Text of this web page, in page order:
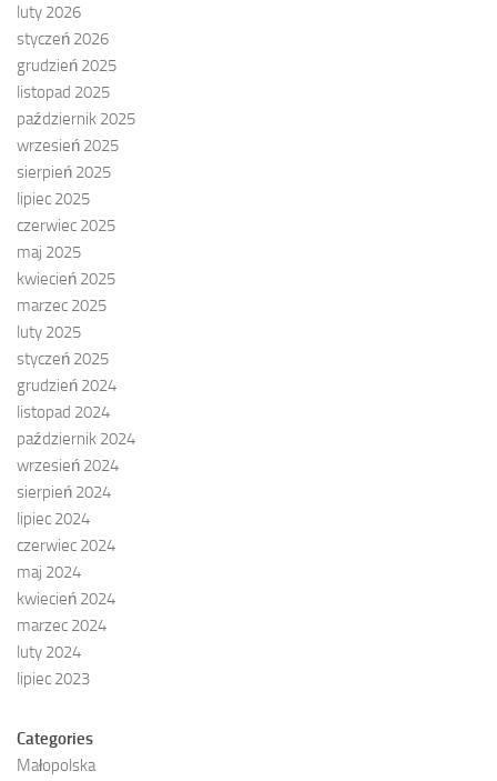
luty 2026
styczeń 2026
grudzień 2025
listopad 2025
październik 2025
wrzesień 2025
sierpień 2025
lipiec 2025
czerwiec 2025
maj 2025
kwiecień 2025
marzec 2025
luty 2025
styczeń 2025
grudzień 2024
listopad 2024
październik 2024
wrzesień 2024
sierpień 2024
lipiec 2024
czerwiec 2024
maj 2024
kwiecień 2024
marzec 2024
luty 2024
lipiec 2023
Categories
Małopolska